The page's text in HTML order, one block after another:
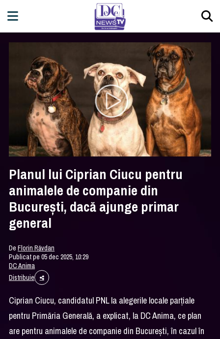
Planul lui Ciprian Ciucu pentru
animalele de companie din
Bucureşti, dacă ajunge primar
general
DeFlorin Răvdan
Publicat pe 05 dec 2025, 10:29
DC Anima
Distribuie
Ciprian Ciucu, candidatul PNL la alegerile locale parţiale
pentru Primăria Generală, a explicat, la DC Anima, ce plan
are pentru animalele de companie din Bucureşti, în cazul în